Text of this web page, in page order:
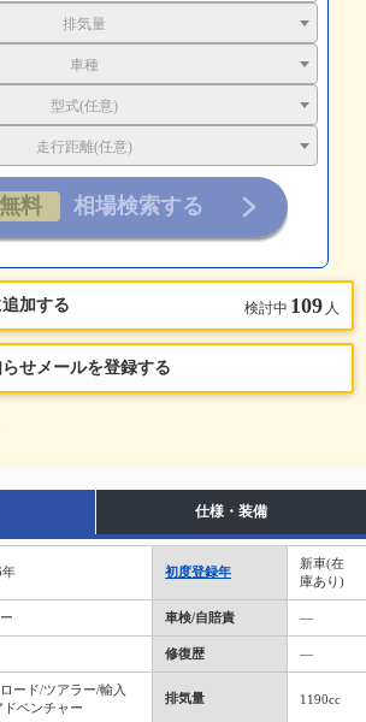
排気量
車種
型式(任意)
走行距離(任意)
加する 検討中 109 人
せメールを登録する
仕様・装備
年 初度登録年
新車(在
庫あり)
車検/自賠責 ―
修復歴 ―
ード/ツアラー/輸入
ドベンチャー
排気量 1190cc